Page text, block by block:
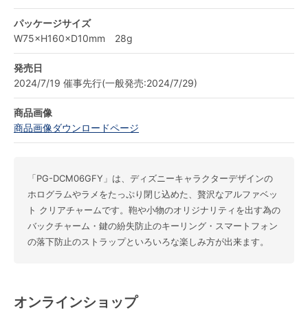
パッケージサイズ
W75×H160×D10mm 28g
発売日
2024/7/19 催事先行(一般発売:2024/7/29)
商品画像
商品画像ダウンロードページ
「PG-DCM06GFY」は、ディズニーキャラクターデザインの
ホログラムやラメをたっぷり閉じ込めた、贅沢なアルファベッ
ト クリアチャームです。鞄や小物のオリジナリティを出す為の
バックチャーム・鍵の紛失防止のキーリング・スマートフォン
の落下防止のストラップといろいろな楽しみ方が出来ます。
オンラインショップ